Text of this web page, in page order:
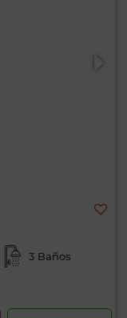
3 Baños